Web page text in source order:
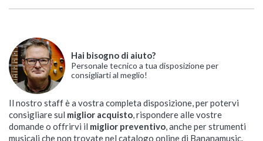
Hai bisogno di aiuto?
Personale tecnico a tua disposizione per
consigliarti al meglio!
Il nostro staff è a vostra completa disposizione, per potervi
consigliare sul miglior acquisto, rispondere alle vostre
domande o offrirvi il miglior preventivo, anche per strumenti
musicali che non trovate nel catalogo online di Bananamusic.